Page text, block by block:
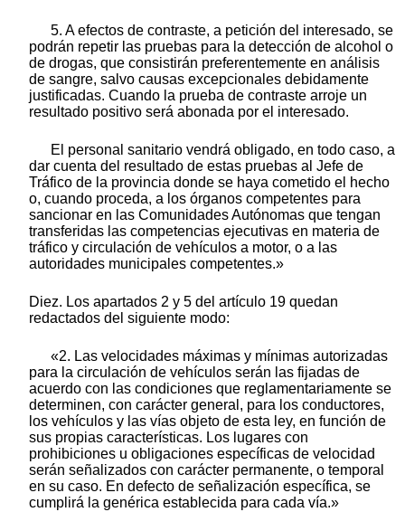
5. A efectos de contraste, a petición del interesado, se
podrán repetir las pruebas para la detección de alcohol o
de drogas, que consistirán preferentemente en análisis
de sangre, salvo causas excepcionales debidamente
justificadas. Cuando la prueba de contraste arroje un
resultado positivo será abonada por el interesado.
El personal sanitario vendrá obligado, en todo caso, a
dar cuenta del resultado de estas pruebas al Jefe de
Tráfico de la provincia donde se haya cometido el hecho
o, cuando proceda, a los órganos competentes para
sancionar en las Comunidades Autónomas que tengan
transferidas las competencias ejecutivas en materia de
tráfico y circulación de vehículos a motor, o a las
autoridades municipales competentes.»
Diez. Los apartados 2 y 5 del artículo 19 quedan
redactados del siguiente modo:
«2. Las velocidades máximas y mínimas autorizadas
para la circulación de vehículos serán las fijadas de
acuerdo con las condiciones que reglamentariamente se
determinen, con carácter general, para los conductores,
los vehículos y las vías objeto de esta ley, en función de
sus propias características. Los lugares con
prohibiciones u obligaciones específicas de velocidad
serán señalizados con carácter permanente, o temporal
en su caso. En defecto de señalización específica, se
cumplirá la genérica establecida para cada vía.»